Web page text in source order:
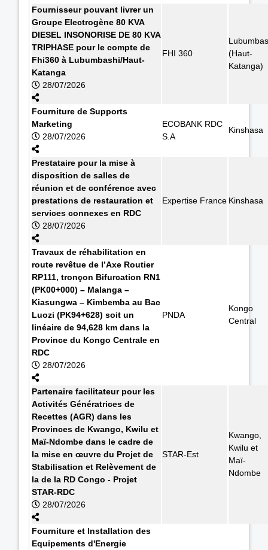
Fournisseur pouvant livrer un
Groupe Electrogène 80 KVA
DIESEL INSONORISE DE 80 KVA
TRIPHASE pour le compte de
Fhi360 à Lubumbashi/Haut-
Katanga
28/07/2026
FHI 360
(Haut-
Katanga)
Fourniture de Supports
Marketing
28/07/2026
ECOBANK RDC
S.A
Kinshasa
Prestataire pour la mise à
disposition de salles de
réunion et de conférence avec
prestations de restauration et
services connexes en RDC
28/07/2026
Expertise France Kinshasa
Travaux de réhabilitation en
route revêtue de l’Axe Routier
RP111, tronçon Bifurcation RN1
(PK00+000) – Malanga –
Kiasungwa – Kimbemba au Bac
Luozi (PK94+628) soit un
linéaire de 94,628 km dans la
Province du Kongo Centrale en
RDC
28/07/2026
PNDA
Kongo
Central
Partenaire facilitateur pour les
Activités Génératrices de
Recettes (AGR) dans les
Provinces de Kwango, Kwilu et
Maï-Ndombe dans le cadre de
la mise en œuvre du Projet de
Stabilisation et Relèvement de
la de la RD Congo - Projet
STAR-RDC
28/07/2026
STAR-Est
Kwango,
Kwilu et
Maï-
Ndombe
Fourniture et Installation des
Equipements d'Energie